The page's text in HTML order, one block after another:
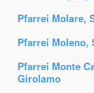
Pfarrei Molare,
Pfarrei Moleno,
Pfarrei Monte
Girolamo